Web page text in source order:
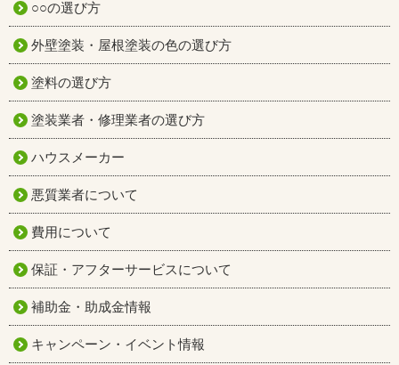
○○の選び方
外壁塗装・屋根塗装の色の選び方
塗料の選び方
塗装業者・修理業者の選び方
ハウスメーカー
悪質業者について
費用について
保証・アフターサービスについて
補助金・助成金情報
キャンペーン・イベント情報